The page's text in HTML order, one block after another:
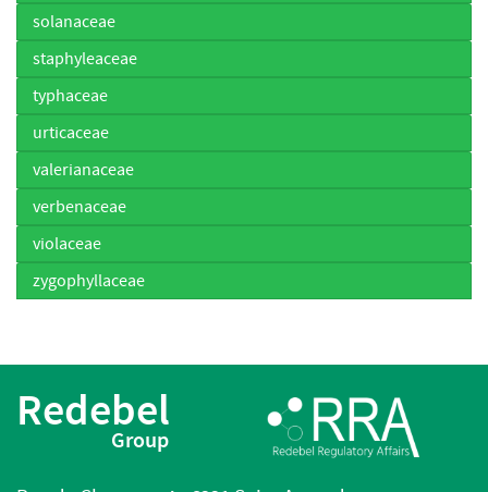
solanaceae
staphyleaceae
typhaceae
urticaceae
valerianaceae
verbenaceae
violaceae
zygophyllaceae
Redebel
Group